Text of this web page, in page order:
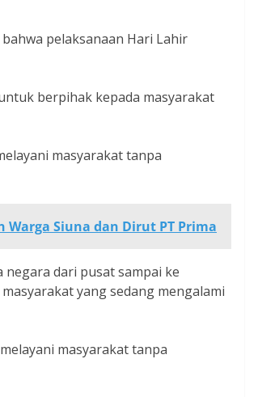
pelaksanaan Hari Lahir
berpihak kepada masyarakat
masyarakat tanpa
Siuna dan Dirut PT Prima
dari pusat sampai ke
yang sedang mengalami
masyarakat tanpa